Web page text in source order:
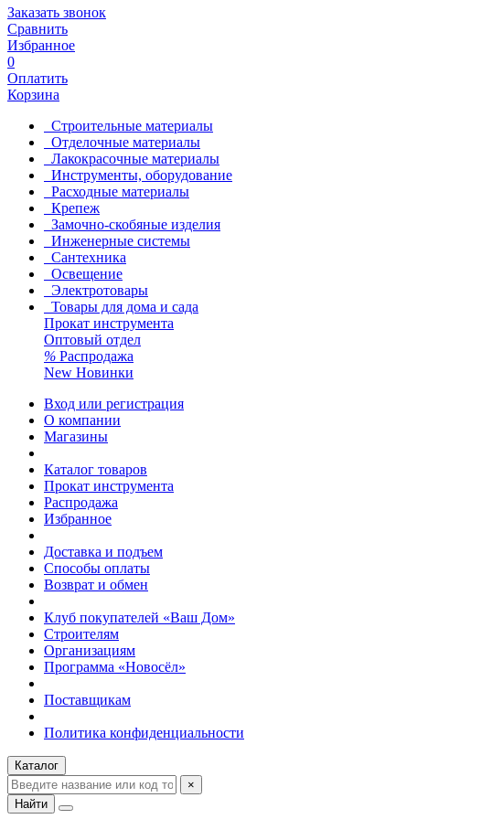
Заказать звонок
Сравнить
Избранное
0
Оплатить
Корзина
Строительные материалы
Отделочные материалы
Лакокрасочные материалы
Инструменты, оборудование
Расходные материалы
Крепеж
Замочно-скобяные изделия
Инженерные системы
Сантехника
Освещение
Электротовары
Товары для дома и сада
Прокат инструмента
Оптовый отдел
% Распродажа
New Новинки
Вход или регистрация
О компании
Магазины
Каталог товаров
Прокат инструмента
Распродажа
Избранное
Доставка и подъем
Способы оплаты
Возврат и обмен
Клуб покупателей «Ваш Дом»
Строителям
Организациям
Программа «Новосёл»
Поставщикам
Политика конфиденциальности
Каталог
×
Найти